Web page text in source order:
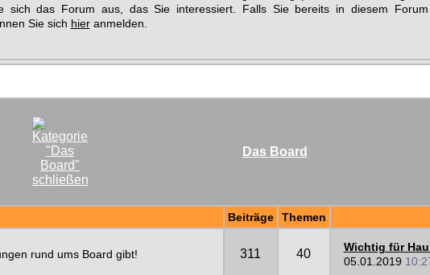
sich das Forum aus, das Sie interessiert. Falls Sie bereits in diesem Forum
Sie sich hieranmelden.
Das Board
Beiträge Themen
rund ums Board gibt!
311 40
Wichtig für
05.01.2019